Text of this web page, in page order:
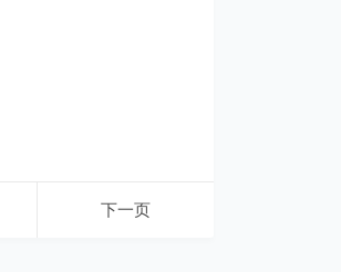
下一页